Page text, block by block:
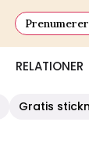
RELATIONER
Gratis